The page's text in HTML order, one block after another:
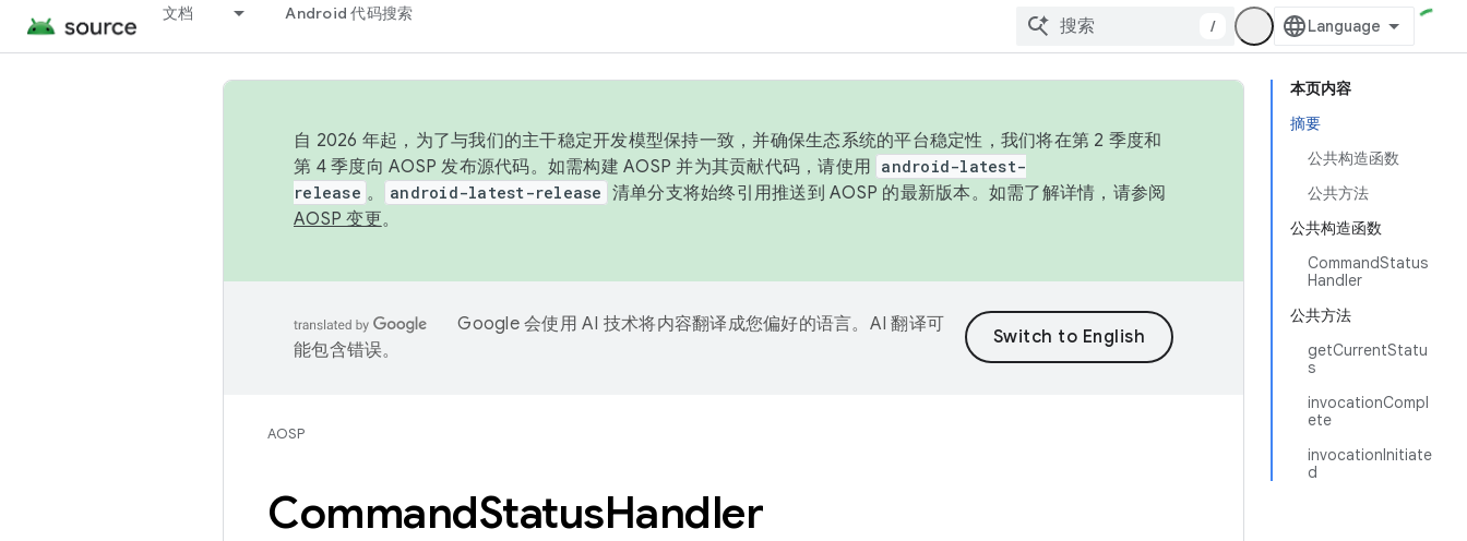
文档 Android 代码搜索
/
本页内容
摘要
公共构造函数
公共方法
公共构造函数
CommandStatus
Handler
公共方法
getCurrentStatu
s
invocationCompl
ete
invocationInitiate
d
自 2026 年起，为了与我们的主干稳定开发模型保持一致，并确保生态系统的平台稳定性，我们将在第 2 季度和
第 4 季度向 AOSP 发布源代码。如需构建 AOSP 并为其贡献代码，请使用 android-latest-
release 。 android-latest-release 清单分支将始终引用推送到 AOSP 的最新版本。如需了解详情，请参阅
AOSP 变更。
Google 会使用 AI 技术将内容翻译成您偏好的语言。AI 翻译可
能包含错误。
AOSP
CommandStatusHandler